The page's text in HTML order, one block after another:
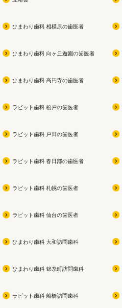
ひまわり歯科 相模原の歯医者
ひまわり歯科 向ヶ丘遊園の歯医者
ひまわり歯科 高円寺の歯医者
ラビット歯科 松戸の歯医者
ラビット歯科 戸田の歯医者
ラビット歯科 春日部の歯医者
ラビット歯科 札幌の歯医者
ラビット歯科 仙台の歯医者
ひまわり歯科 大和訪問歯科
ひまわり歯科 錦糸町訪問歯科
ラビット歯科 船橋訪問歯科